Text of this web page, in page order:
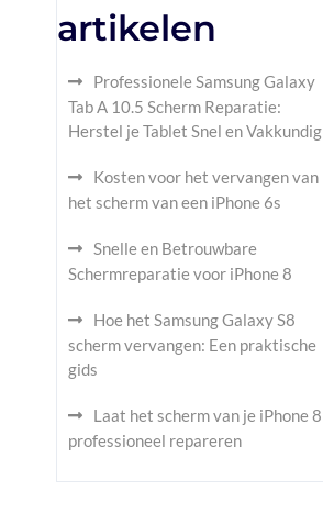
artikelen
Professionele Samsung Galaxy
Tab A 10.5 Scherm Reparatie:
Herstel je Tablet Snel en Vakkundig
Kosten voor het vervangen van
het scherm van een iPhone 6s
Snelle en Betrouwbare
Schermreparatie voor iPhone 8
Hoe het Samsung Galaxy S8
scherm vervangen: Een praktische
gids
Laat het scherm van je iPhone 8
professioneel repareren